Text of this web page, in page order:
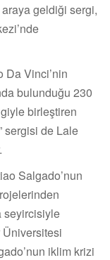
araya geldiği sergi,
Da Vinci’nin
bulunduğu 230
birleştiren
sergisi de Lale
Salgado’nun
seyircisiyle
iklim krizi